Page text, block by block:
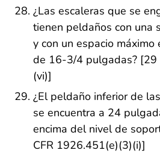
¿Las escaleras que se
tienen peldaños con una
y con un espacio
de 16-3/4 pulgadas? [29
(vi)]
¿El peldaño inferior de
se encuentra a 24
encima del nivel de
CFR 1926.451(e)(3)(i)]